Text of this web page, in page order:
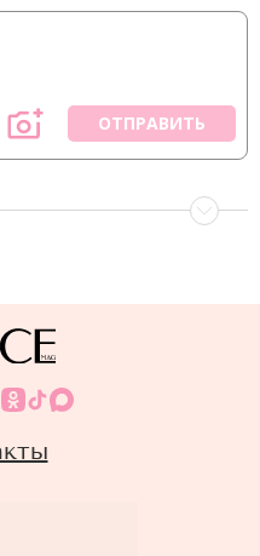
ОТПРАВИТЬ